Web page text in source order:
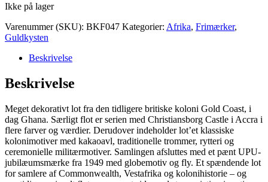
Ikke på lager
Varenummer (SKU): BKF047 Kategorier: Afrika, Frimærker,
Guldkysten
Beskrivelse
Beskrivelse
Meget dekorativt lot fra den tidligere britiske koloni Gold Coast, i
dag Ghana. Særligt flot er serien med Christiansborg Castle i Accra i
flere farver og værdier. Derudover indeholder lot’et klassiske
kolonimotiver med kakaoavl, traditionelle trommer, rytteri og
ceremonielle militærmotiver. Samlingen afsluttes med et pænt UPU-
jubilæumsmærke fra 1949 med globemotiv og fly. Et spændende lot
for samlere af Commonwealth, Vestafrika og kolonihistorie – og